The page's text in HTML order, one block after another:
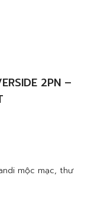
2PN –